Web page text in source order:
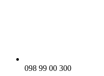
098 99 00 300